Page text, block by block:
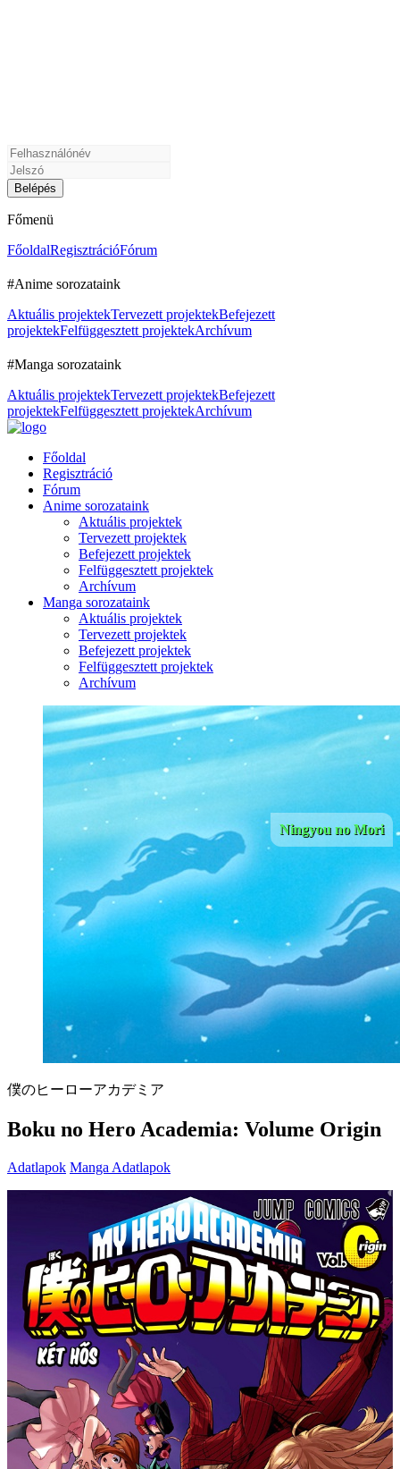
Főmenü
FőoldalRegisztrációFórum
#Anime sorozataink
Aktuális projektekTervezett projektekBefejezett
projektekFelfüggesztett projektekArchívum
#Manga sorozataink
Aktuális projektekTervezett projektekBefejezett
projektekFelfüggesztett projektekArchívum
Főoldal
Regisztráció
Fórum
Anime sorozataink
Aktuális projektek
Tervezett projektek
Befejezett projektek
Felfüggesztett projektek
Archívum
Manga sorozataink
Aktuális projektek
Tervezett projektek
Befejezett projektek
Felfüggesztett projektek
Archívum
Ningyou no Mori
僕のヒーローアカデミア
Boku no Hero Academia: Volume Origin
Adatlapok Manga Adatlapok